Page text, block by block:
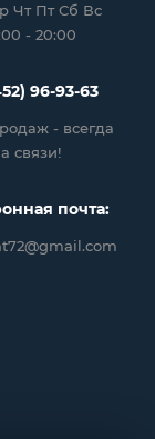
Чт Пт Сб Вс
- 20:00
96-93-63
- всегда
связи!
почта: